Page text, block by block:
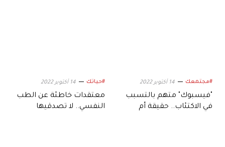
#مجتمعك 14 أكتوبر 2022
"فيسبوك" متهم بالتسبب
في الاكتئاب.. حقيقة أم
#حياتك 14 أكتوبر 2022
معتقدات خاطئة عن الطب
النفسي.. لا تصدقيها